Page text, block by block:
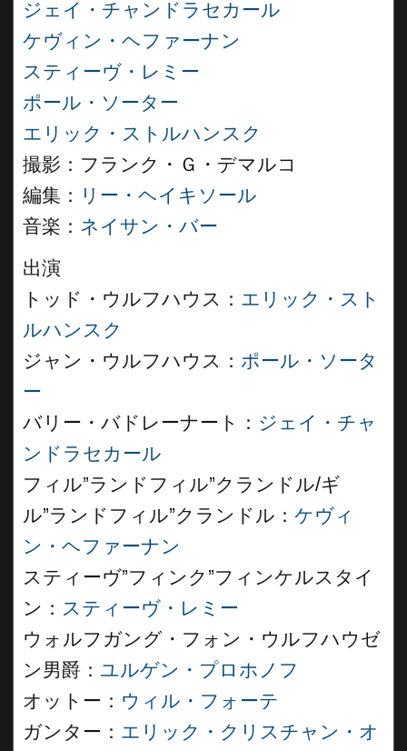
ジェイ・チャンドラセカール
ケヴィン・ヘファーナン
スティーヴ・レミー
ポール・ソーター
エリック・ストルハンスク
撮影：フランク・Ｇ・デマルコ
編集： リー・ヘイキソール
音楽： ネイサン・バー
出演
トッド・ウルフハウス： エリック・スト
ルハンスク
ジャン・ウルフハウス： ポール・ソータ
ー
バリー・バドレーナート： ジェイ・チャ
ンドラセカール
フィル”ランドフィル”クランドル/ギ
ル”ランドフィル”クランドル： ケヴィ
ン・ヘファーナン
スティーヴ”フィンク”フィンケルスタイ
ン： スティーヴ・レミー
ウォルフガング・フォン・ウルフハウゼ
ン男爵： ユルゲン・プロホノフ
オットー： ウィル・フォーテ
ガンター： エリック・クリスチャン・オ